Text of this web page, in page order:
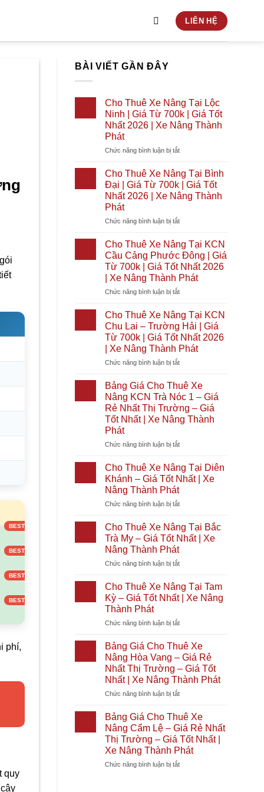
LIÊN HỆ
phí,
quy
BÀI VIẾT GẦN ĐÂY
Cho Thuê Xe Nâng Tại Lộc
Ninh | Giá Từ 700k | Giá Tốt
Nhất 2026 | Xe Nâng Thành
Phát
Chức năng bình luận bị tắtở
Thuê
Xe
Nâng
Tại
Ninh
Giá
Từ
700k
Giá
Tốt
2026
|
Xe
Nâng
Thành
Phát
Cho Thuê Xe Nâng Tại Bình
Đại | Giá Từ 700k | Giá Tốt
Nhất 2026 | Xe Nâng Thành
Phát
Chức năng bình luận bị tắtở
Thuê
Xe
Nâng
Tại
Bình
Đại
Giá
Từ
700k
Giá
Tốt
2026
|
Xe
Nâng
Thành
Cho Thuê Xe Nâng Tại KCN
Cầu Cảng Phước Đông | Giá
Từ 700k | Giá Tốt Nhất 2026
| Xe Nâng Thành Phát
Chức năng bình luận bị tắtở
Thuê
Xe
Nâng
Tại
KCN
Cầu
Phước
Đông
|
Giá
Từ
Nhất
2026
|
Xe
Phát
Cho Thuê Xe Nâng Tại KCN
Chu Lai – Trường Hải | Giá
Từ 700k | Giá Tốt Nhất 2026
| Xe Nâng Thành Phát
Chức năng bình luận bị tắtở
Thuê
Xe
Nâng
Tại
KCN
Lai
Hải
|
Giá
Từ
Giá
Tốt
Nhất
2026
Nâng
Thành
Bảng Giá Cho Thuê Xe
Nâng KCN Trà Nóc 1 – Giá
Rẻ Nhất Thị Trường – Giá
Tốt Nhất | Xe Nâng Thành
Phát
Chức năng bình luận bị tắtở
Giá
Cho
Thuê
Xe
Nâng
Trà
Nóc
1
–
Giá
Nhất
Thị
Trường
Giá
Nhất
Xe
Nâng
Thành
Phát
Cho Thuê Xe Nâng Tại Diên
Khánh – Giá Tốt Nhất | Xe
Nâng Thành Phát
Chức năng bình luận bị tắtở
Thuê
Xe
Nâng
Tại
Diên
–
Giá
Tốt
|
Nâng
Thành
Phát
Cho Thuê Xe Nâng Tại Bắc
Trà My – Giá Tốt Nhất | Xe
Nâng Thành Phát
Chức năng bình luận bị tắtở
Thuê
Xe
Nâng
Bắc
My
Giá
Tốt
Nhất
|
Nâng
Thành
Phát
Cho Thuê Xe Nâng Tại Tam
Kỳ – Giá Tốt Nhất | Xe Nâng
Thành Phát
Chức năng bình luận bị tắtở
Thuê
Xe
Nâng
Tại
Tam
Kỳ
Giá
Tốt
Nhất
Xe
Nâng
Bảng Giá Cho Thuê Xe
Nâng Hòa Vang – Giá Rẻ
Nhất Thị Trường – Giá Tốt
Nhất | Xe Nâng Thành Phát
Chức năng bình luận bị tắtở
Giá
Cho
Thuê
Xe
Nâng
Hòa
Bảng Giá Cho Thuê Xe
Nâng Cẩm Lệ – Giá Rẻ Nhất
Thị Trường – Giá Tốt Nhất |
Xe Nâng Thành Phát
Chức năng bình luận bị tắtở